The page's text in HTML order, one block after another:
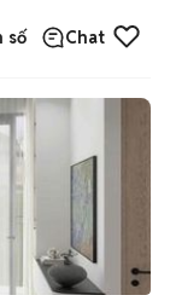
số Chat